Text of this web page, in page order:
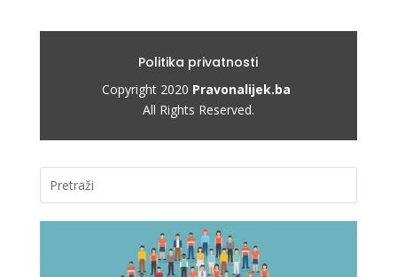
Politika privatnosti
Copyright 2020 Pravonalijek.ba
All Rights Reserved.